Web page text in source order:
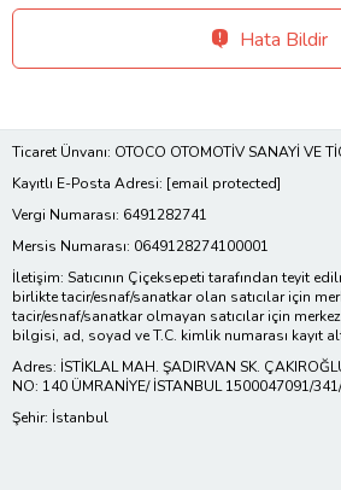
Hata Bildir
Ticaret Ünvanı: OTOCO OTOMOTİV SANAYİ VE
Kayıtlı E-Posta Adresi: [email protected]
Vergi Numarası: 6491282741
Mersis Numarası: 0649128274100001
İletişim: Satıcının Çiçeksepeti tarafından teyit
birlikte tacir/esnaf/sanatkar olan satıcılar için
tacir/esnaf/sanatkar olmayan satıcılar için
bilgisi, ad, soyad ve T.C. kimlik numarası kayıt
Adres: İSTİKLAL MAH. ŞADIRVAN SK.
NO: 140 ÜMRANİYE/ İSTANBUL 1500047091/
Şehir: İstanbul